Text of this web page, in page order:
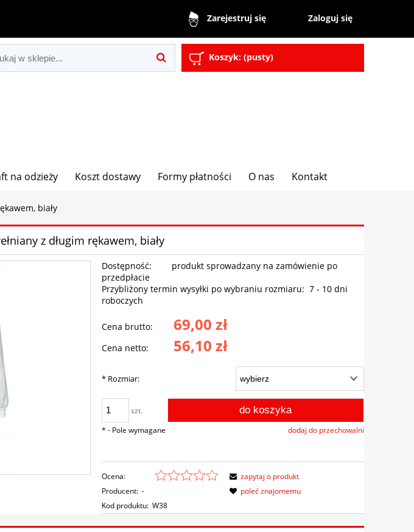
Zarejestruj się Zaloguj się
Koszyk: (pusty)
na odzieży Koszt dostawy Formy płatności O nas Kontakt
biały
z długim rękawem, biały
Dostępność:
produkt sprowadzany na zamówienie po
przedpłacie
Przybliżony termin wysyłki po wybraniu rozmiaru: 7 - 10 dni
roboczych
Cena brutto: 69,00 zł
Cena netto: 56,10 zł
* Rozmiar:
szt. do koszyka
dodaj do przechowalni
* - Pole wymagane
Ocena:
Producent: -
Kod produktu: W38
zapytaj o produkt
poleć znajomemu